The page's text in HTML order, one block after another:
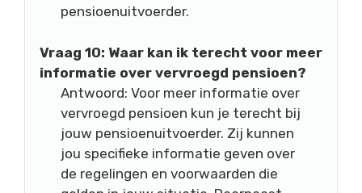
pensioenuitvoerder.
Vraag 10: Waar kan ik terecht voor meer
informatie over vervroegd pensioen?
Antwoord: Voor meer informatie over
vervroegd pensioen kun je terecht bij
jouw pensioenuitvoerder. Zij kunnen
jou specifieke informatie geven over
de regelingen en voorwaarden die